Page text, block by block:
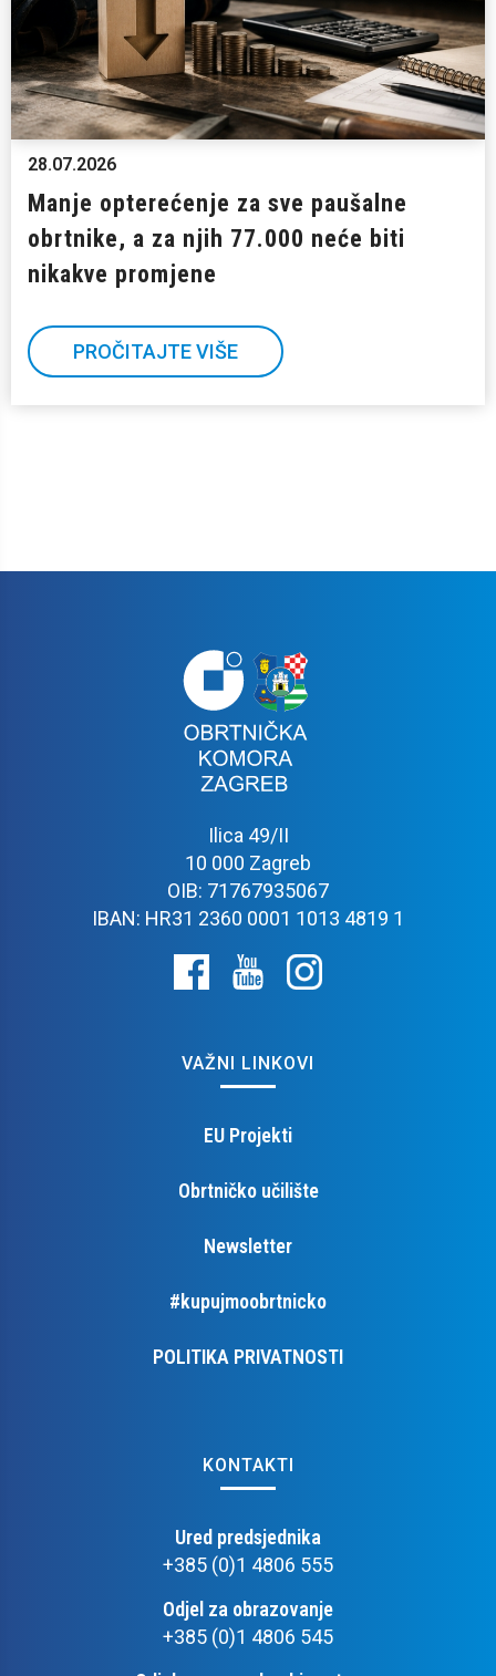
28.07.2026
Manje opterećenje za sve paušalne
obrtnike, a za njih 77.000 neće biti
nikakve promjene
PROČITAJTE VIŠE
Ilica 49/II
10 000 Zagreb
OIB: 71767935067
IBAN: HR31 2360 0001 1013 4819 1
VAŽNI LINKOVI
EU Projekti
Obrtničko učilište
Newsletter
#kupujmoobrtnicko
POLITIKA PRIVATNOSTI
KONTAKTI
Ured predsjednika
+385 (0)1 4806 555
Odjel za obrazovanje
+385 (0)1 4806 545